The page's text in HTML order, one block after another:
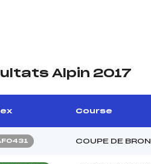
Alpin 2017
Course
COUPE DE